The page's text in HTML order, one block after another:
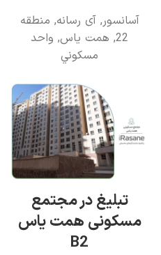
آسانسور,آی رسانه, منطقه
22
, همت یاس, واحد
مسکوني
تبلیغ در مجتمع
مسکونی همت یاس
B2